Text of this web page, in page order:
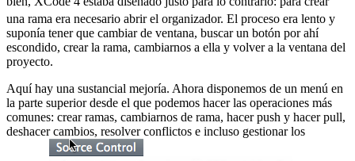
una rama era necesario abrir el organizador. El proceso era lento y
suponía tener que cambiar de ventana, buscar un botón por ahí
escondido, crear la rama, cambiarnos a ella y volver a la ventana del
proyecto.
Aquí hay una sustancial mejoría. Ahora disponemos de un menú en
la parte superior desde el que podemos hacer las operaciones más
comunes: crear ramas, cambiarnos de rama, hacer push y hacer pull,
deshacer cambios, resolver conflictos e incluso gestionar los